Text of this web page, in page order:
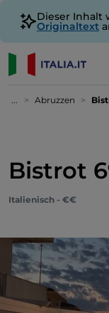
Dieser Inhalt
Originaltext
... Abruzzen
Bistrot
Italienisch - €€